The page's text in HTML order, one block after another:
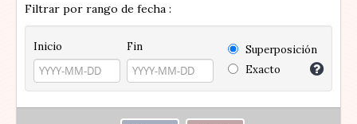
Filtrar por rango de fecha :
Inicio Fin
Superposición
Exacto